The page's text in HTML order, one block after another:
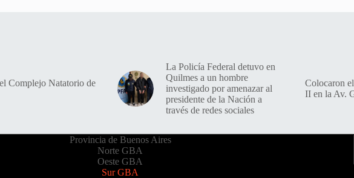
Complejo Natatorio de
La Policía Federal detuvo en
Quilmes a un hombre
investigado por amenazar al
presidente de la Nación a
través de redes sociales
Colocaron
II en la Av.
Provincia de Buenos Aires
Norte GBA
Oeste GBA
Sur GBA